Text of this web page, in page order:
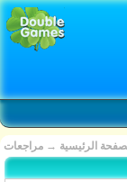
الرئيسية → مراجعات